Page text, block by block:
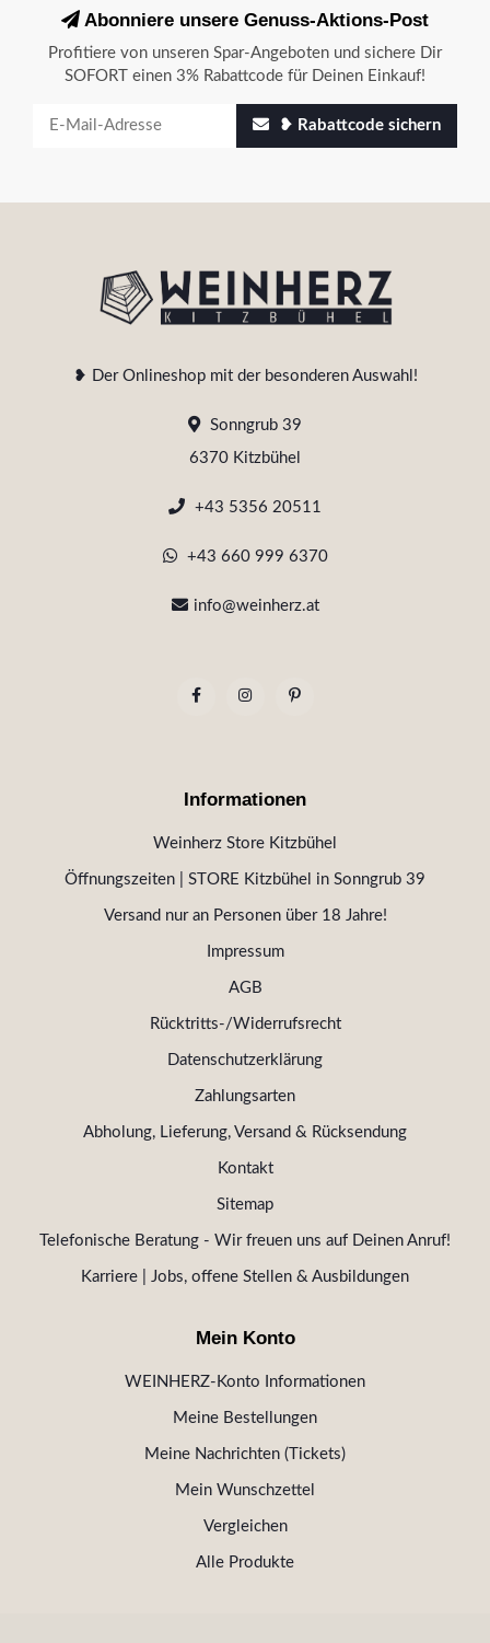
Abonniere unsere Genuss-Aktions-Post
Profitiere von unseren Spar-Angeboten und sichere Dir
SOFORT einen 3% Rabattcode für Deinen Einkauf!
❥ Rabattcode sichern
❥ Der Onlineshop mit der besonderen Auswahl!
Sonngrub 39
6370 Kitzbühel
+43 5356 20511
+43 660 999 6370
info@weinherz.at
Informationen
Weinherz Store Kitzbühel
Öffnungszeiten | STORE Kitzbühel in Sonngrub 39
Versand nur an Personen über 18 Jahre!
Impressum
AGB
Rücktritts-/Widerrufsrecht
Datenschutzerklärung
Zahlungsarten
Abholung, Lieferung, Versand & Rücksendung
Kontakt
Sitemap
Telefonische Beratung - Wir freuen uns auf Deinen Anruf!
Karriere | Jobs, offene Stellen & Ausbildungen
Mein Konto
WEINHERZ-Konto Informationen
Meine Bestellungen
Meine Nachrichten (Tickets)
Mein Wunschzettel
Vergleichen
Alle Produkte